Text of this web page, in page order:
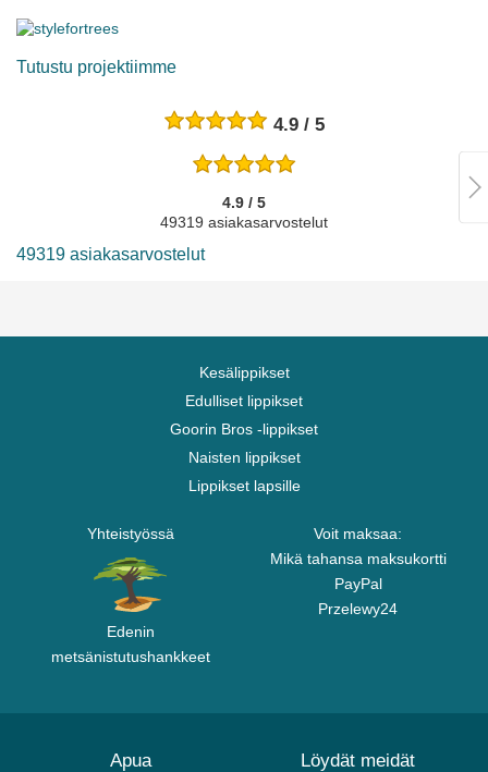
Tutustu projektiimme
4.9 / 5
4.9 / 5
49319 asiakasarvostelut
49319 asiakasarvostelut
Kesälippikset
Edulliset lippikset
Goorin Bros -lippikset
Naisten lippikset
Lippikset lapsille
Yhteistyössä
Edenin
metsänistutushankkeet
Voit maksaa:
Mikä tahansa maksukortti
PayPal
Przelewy24
Apua Löydät meidät